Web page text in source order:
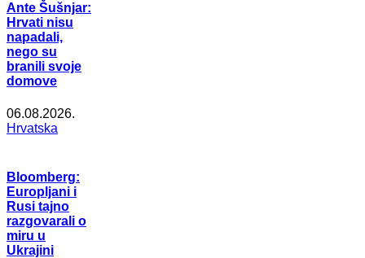
Ante Šušnjar:
Hrvati nisu
napadali,
nego su
branili svoje
domove
06.08.2026.
Hrvatska
Bloomberg:
Europljani i
Rusi tajno
razgovarali o
miru u
Ukrajini